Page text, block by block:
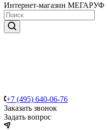
Интернет-магазин МЕГАРУФ
+7 (495) 640-06-76
Заказать звонок
Задать вопрос